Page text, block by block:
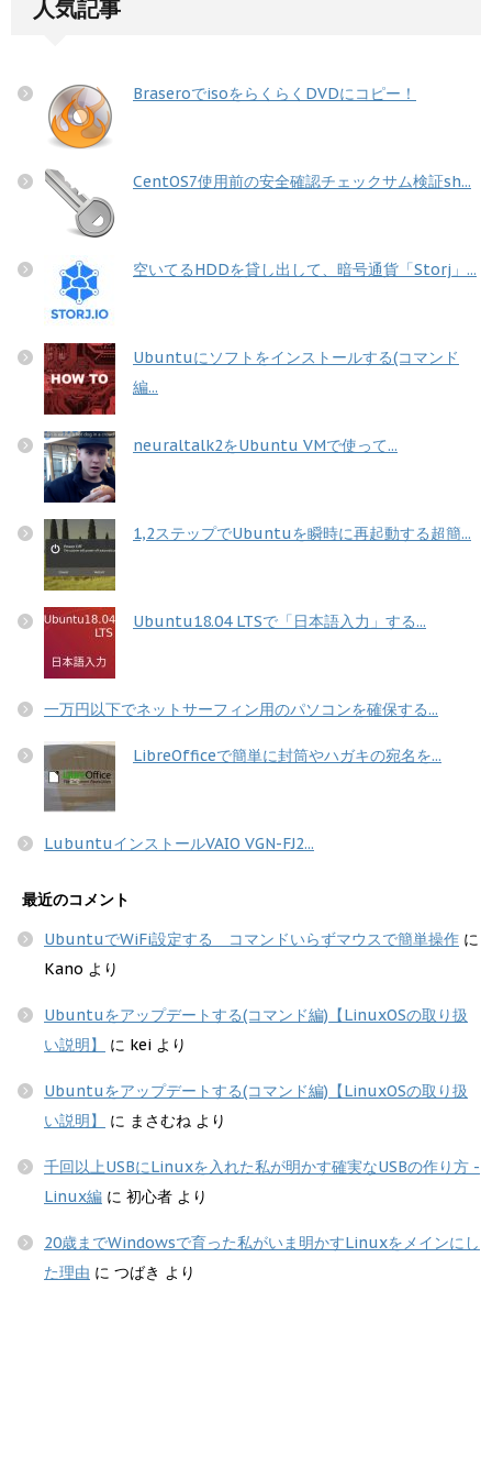
人気記事
BraseroでisoをらくらくDVDにコピー！
CentOS7使用前の安全確認チェックサム検証sh...
空いてるHDDを貸し出して、暗号通貨「Storj」...
Ubuntuにソフトをインストールする(コマンド
編...
neuraltalk2をUbuntu VMで使って...
1,2ステップでUbuntuを瞬時に再起動する超簡...
Ubuntu18.04 LTSで「日本語入力」する...
一万円以下でネットサーフィン用のパソコンを確保する...
LibreOfficeで簡単に封筒やハガキの宛名を...
LubuntuインストールVAIO VGN-FJ2...
最近のコメント
UbuntuでWiFi設定する コマンドいらずマウスで簡単操作 に
Kano より
Ubuntuをアップデートする(コマンド編)【LinuxOSの取り扱
い説明】
に kei より
Ubuntuをアップデートする(コマンド編)【LinuxOSの取り扱
い説明】
に まさむね より
千回以上USBにLinuxを入れた私が明かす確実なUSBの作り方 -
Linux編 に 初心者 より
20歳までWindowsで育った私がいま明かすLinuxをメインにし
た理由 に つばき より